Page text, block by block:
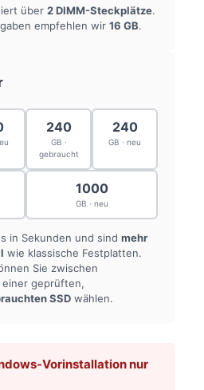
über 2 DIMM-Steckplätze.
empfehlen wir 16 GB.
240
GB ·
gebraucht
240
GB · neu
1000
GB · neu
in Sekunden und sind mehr
wie klassische Festplatten.
Sie zwischen
einer geprüften,
SSD wählen.
Vorinstallation nur